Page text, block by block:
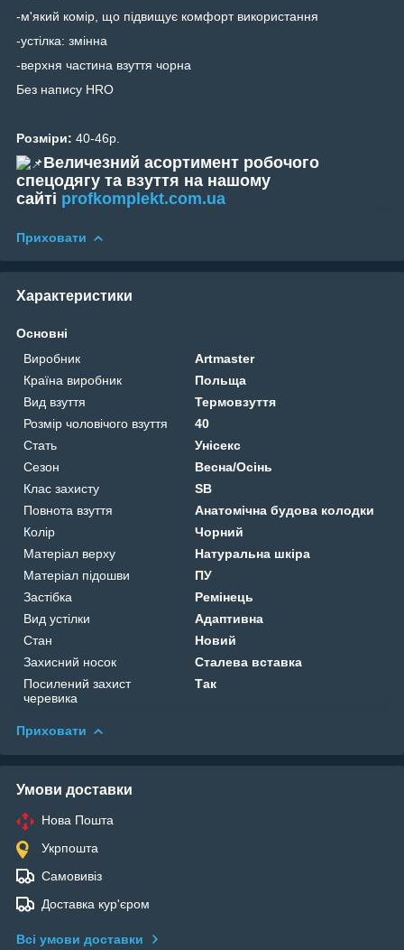
-м'який комір, що підвищує комфорт використання
-устілка: змінна
-верхня частина взуття чорна
Без напису HRO
Розміри: 40-46р.
Величезний асортимент робочого
спецодягу та взуття на нашому
сайті profkomplekt.com.ua
Приховати
Характеристики
Основні
Виробник
Artmaster
Країна виробник
Польща
Вид взуття
Термовзуття
Розмір чоловічого взуття
40
Стать
Унісекс
Сезон
Весна/Осінь
Клас захисту
SB
Повнота взуття
Анатомічна будова колодки
Колір
Чорний
Матеріал верху
Натуральна шкіра
Матеріал підошви
ПУ
Застібка
Ремінець
Вид устілки
Адаптивна
Стан
Новий
Захисний носок
Сталева вставка
Посилений захист
черевика
Так
Приховати
Умови доставки
Нова Пошта
Укрпошта
Самовивіз
Доставка кур'єром
Всі умови доставки